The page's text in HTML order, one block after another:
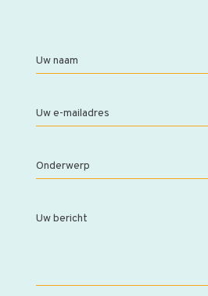
Uw naam
Uw e-mailadres
Onderwerp
Uw bericht